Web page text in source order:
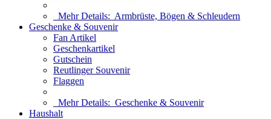
Mehr Details: Armbrüste, Bögen & Schleudern
Geschenke & Souvenir
Fan Artikel
Geschenkartikel
Gutschein
Reutlinger Souvenir
Flaggen
Mehr Details: Geschenke & Souvenir
Haushalt